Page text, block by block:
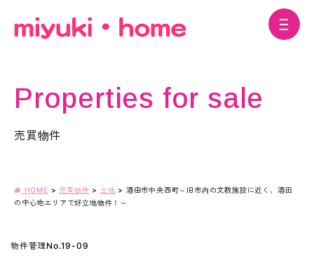
Properties for sale
売買物件
HOME > 売買物件 > 土地 > 酒田市中央西町～旧市内の文教施設に近く、酒田
の中心地エリアで好立地物件！～
物件管理No.19-09